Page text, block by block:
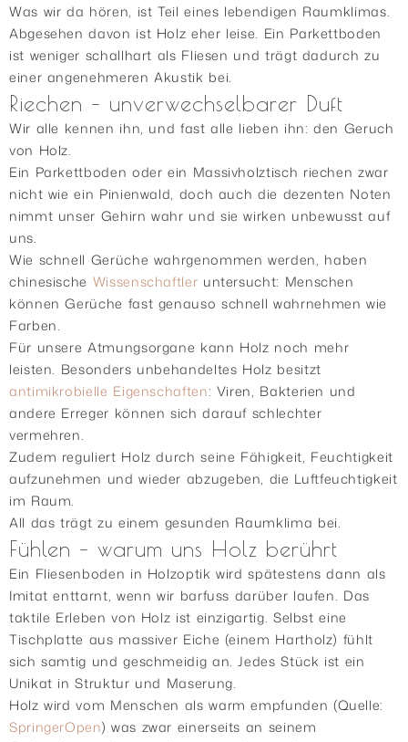
Was wir da hören, ist Teil eines lebendigen Raumklimas.
Abgesehen davon ist Holz eher leise. Ein Parkettboden
ist weniger schallhart als Fliesen und trägt dadurch zu
einer angenehmeren Akustik bei.
Riechen – unverwechselbarer Duft
Wir alle kennen ihn, und fast alle lieben ihn: den Geruch
von Holz.
Ein Parkettboden oder ein Massivholztisch riechen zwar
nicht wie ein Pinienwald, doch auch die dezenten Noten
nimmt unser Gehirn wahr und sie wirken unbewusst auf
uns.
Wie schnell Gerüche wahrgenommen werden, haben
chinesische Wissenschaftler untersucht: Menschen
können Gerüche fast genauso schnell wahrnehmen wie
Farben.
Für unsere Atmungsorgane kann Holz noch mehr
leisten. Besonders unbehandeltes Holz besitzt
antimikrobielle Eigenschaften: Viren, Bakterien und
andere Erreger können sich darauf schlechter
vermehren.
Zudem reguliert Holz durch seine Fähigkeit, Feuchtigkeit
aufzunehmen und wieder abzugeben, die Luftfeuchtigkeit
im Raum.
All das trägt zu einem gesunden Raumklima bei.
Fühlen – warum uns Holz berührt
Ein Fliesenboden in Holzoptik wird spätestens dann als
Imitat enttarnt, wenn wir barfuss darüber laufen. Das
taktile Erleben von Holz ist einzigartig. Selbst eine
Tischplatte aus massiver Eiche (einem Hartholz) fühlt
sich samtig und geschmeidig an. Jedes Stück ist ein
Unikat in Struktur und Maserung.
Holz wird vom Menschen als warm empfunden (Quelle:
SpringerOpen) was zwar einerseits an seinem